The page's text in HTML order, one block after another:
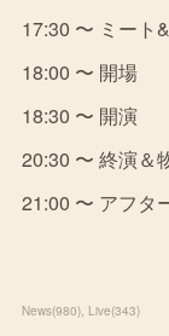
17:30 〜 ミート
18:00 〜 開場
18:30 〜 開演
20:30 〜 終演＆
21:00 〜 アフタ
News(980) Live(343)